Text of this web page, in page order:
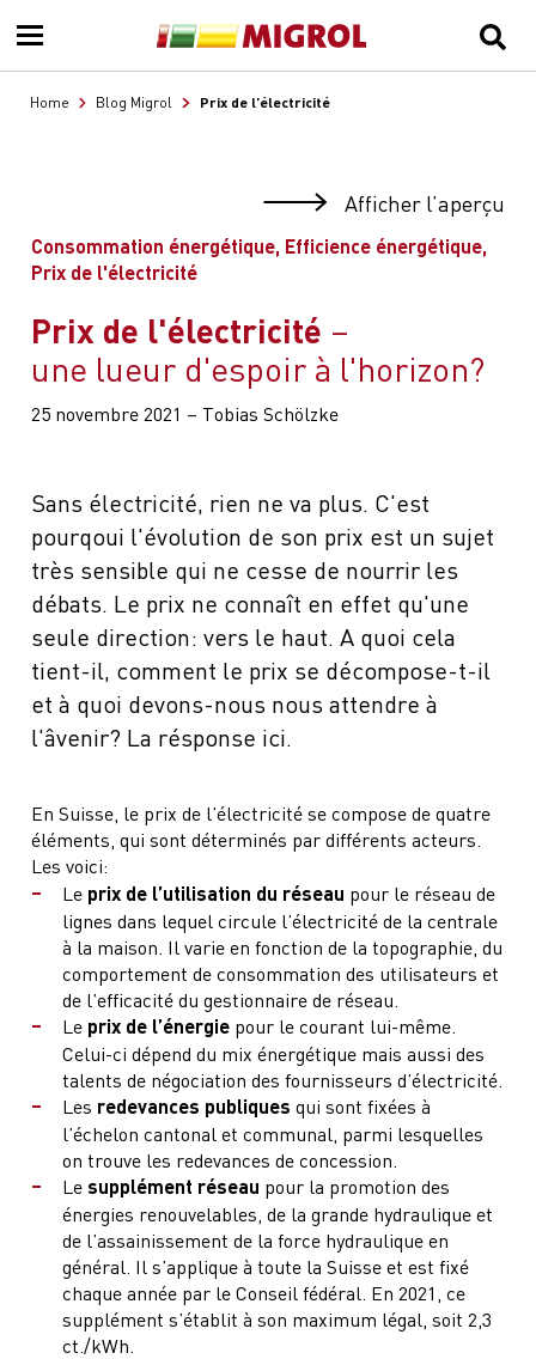
Home Blog Migrol Prix de l’électricité
Afficher l’aperçu
Consommation énergétique, Efficience énergétique,
Prix de l'électricité
Prix de l'électricité
une lueur d'espoir à l'horizon?
25 novembre 2021 – Tobias Schölzke
Sans électricité, rien ne va plus. C'est
pourqoui l'évolution de son prix est un sujet
très sensible qui ne cesse de nourrir les
débats. Le prix ne connaît en effet qu'une
seule direction: vers le haut. A quoi cela
tient-il, comment le prix se décompose-t-il
et à quoi devons-nous nous attendre à
l'âvenir? La résponse ici.
En Suisse, le prix de l’électricité se compose de quatre
éléments, qui sont déterminés par différents acteurs.
Les voici:
Le prix de l’utilisation du réseau pour le réseau de
lignes dans lequel circule l’électricité de la centrale
à la maison. Il varie en fonction de la topographie, du
comportement de consommation des utilisateurs et
de l’efficacité du gestionnaire de réseau.
Le prix de l’énergie pour le courant lui-même.
Celui-ci dépend du mix énergétique mais aussi des
talents de négociation des fournisseurs d’électricité.
Les redevances publiques qui sont fixées à
l’échelon cantonal et communal, parmi lesquelles
on trouve les redevances de concession.
Lesupplément réseau pour la promotion des
énergies renouvelables, de la grande hydraulique et
de l’assainissement de la force hydraulique en
général. Il s’applique à toute la Suisse et est fixé
chaque année par le Conseil fédéral. En 2021, ce
supplément s’établit à son maximum légal, soit 2,3
ct./kWh.